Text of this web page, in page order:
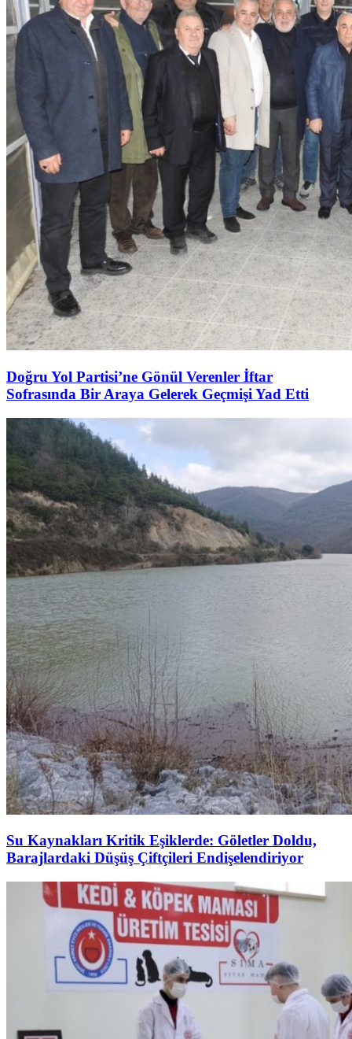
Doğru Yol Partisi’ne Gönül Verenler İftar
Sofrasında Bir Araya Gelerek Geçmişi Yad Etti
Su Kaynakları Kritik Eşiklerde: Göletler Doldu,
Barajlardaki Düşüş Çiftçileri Endişelendiriyor